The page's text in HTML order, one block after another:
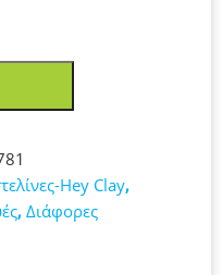
Hey Clay,
, Διάφορες